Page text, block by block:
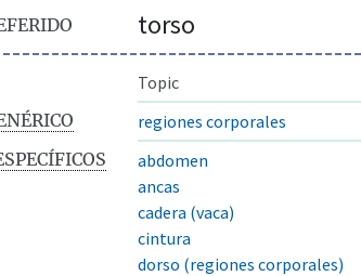
torso
Topic
regiones corporales
abdomen
ancas
cadera (vaca)
cintura
dorso (regiones corporales)